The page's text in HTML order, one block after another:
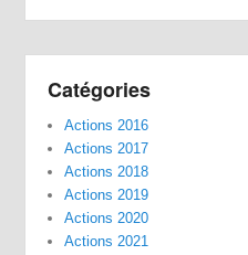
Catégories
Actions 2016
Actions 2017
Actions 2018
Actions 2019
Actions 2020
Actions 2021